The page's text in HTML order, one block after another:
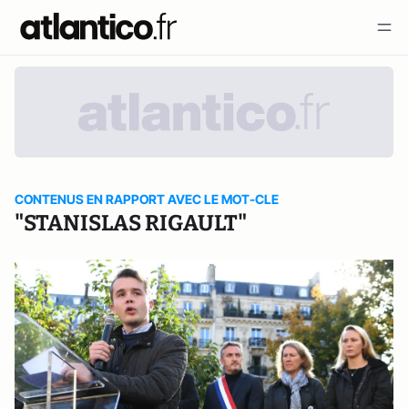
CONTENUS EN RAPPORT AVEC LE MOT-CLE
"STANISLAS RIGAULT"